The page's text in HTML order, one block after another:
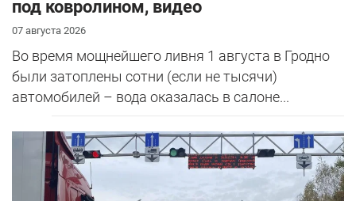
под ковролином, видео
07 августа 2026
Во время мощнейшего ливня 1 августа в Гродно
были затоплены сотни (если не тысячи)
автомобилей – вода оказалась в салоне...